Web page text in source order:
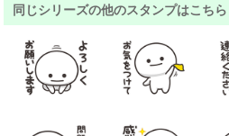
同じシリーズの他のスタンプはこちら